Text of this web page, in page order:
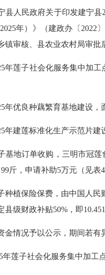
民政府关于印发建宁县
年）》（建政办〔2022
镇审核、县农业农村局审批
莲子社会化服务集中加工
优良种藕繁育基地建设，
建莲标准化生产示范片建设
订单收购，三明市冠莲食
斤，申请补助5万元（见表4
保险保费，由中国人民财
县级财政补贴50%，即
况予以公示，期间若有异
莲子社会化服务集中加工